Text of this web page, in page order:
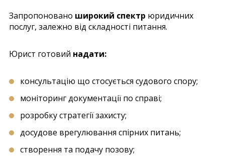
Запропоновано широкий спектр юридичних
послуг, залежно від складності питання.
Юрист готовий надати:
консультацію що стосується судового спору;
моніторинг документації по справі;
розробку стратегії захисту;
досудове врегулювання спірних питань;
створення та подачу позову;